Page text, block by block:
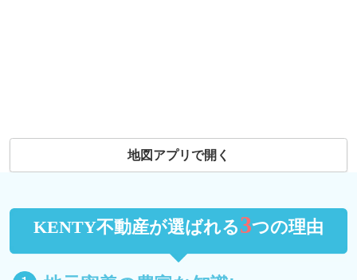
地図アプリで開く
KENTY不動産が選ばれる3つの理由